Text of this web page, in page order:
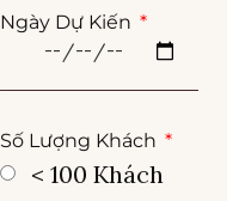
Ngày Dự Kiến
Số Lượng Khách
< 100 Khách